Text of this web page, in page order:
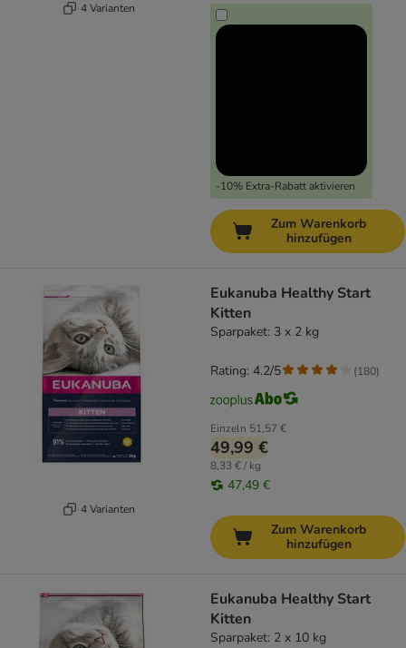
4 Varianten
-10% Extra-Rabatt aktivieren
Zum Warenkorb
hinzufügen
4 Varianten
Eukanuba Healthy Start
Kitten
Sparpaket: 3 x 2 kg
Einzeln 51,57 €
49,99 €
8,33 € / kg
47,49 €
Rating: 4.2/5 (180)
Zum Warenkorb
hinzufügen
Eukanuba Healthy Start
Kitten
Sparpaket: 2 x 10 kg